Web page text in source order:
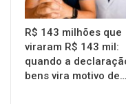
R$ 143 milhões que
viraram R$ 143 mil:
quando a
bens vira motivo de…